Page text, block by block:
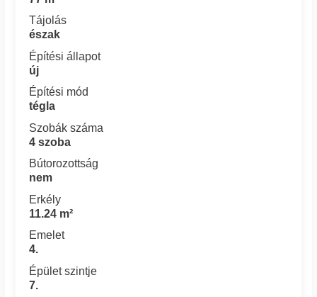
Tájolás
észak
Építési állapot
új
Építési mód
tégla
Szobák száma
4 szoba
Bútorozottság
nem
Erkély
11.24 m²
Emelet
4.
Épület szintje
7.